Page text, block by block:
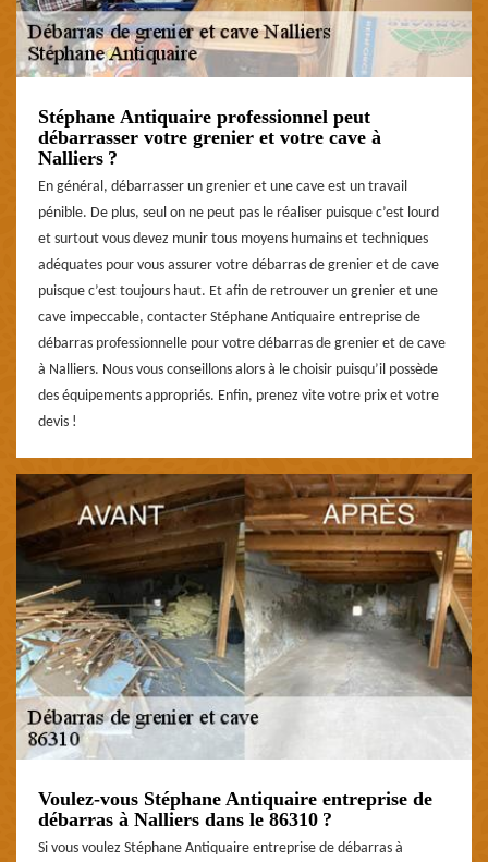
Stéphane Antiquaire professionnel peut
débarrasser votre grenier et votre cave à
Nalliers ?
En général, débarrasser un grenier et une cave est un travail
pénible. De plus, seul on ne peut pas le réaliser puisque c’est lourd
et surtout vous devez munir tous moyens humains et techniques
adéquates pour vous assurer votre débarras de grenier et de cave
puisque c’est toujours haut. Et afin de retrouver un grenier et une
cave impeccable, contacter Stéphane Antiquaire entreprise de
débarras professionnelle pour votre débarras de grenier et de cave
à Nalliers. Nous vous conseillons alors à le choisir puisqu’il possède
des équipements appropriés. Enfin, prenez vite votre prix et votre
devis !
Voulez-vous Stéphane Antiquaire entreprise de
débarras à Nalliers dans le 86310 ?
Si vous voulez Stéphane Antiquaire entreprise de débarras à